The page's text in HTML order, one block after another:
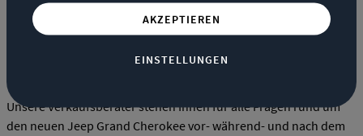
Auch unser neuer "Star" taucht in diesem Video auf, schauen Sie
genau hin! Im Anschluß gibt es dann noch etwas LIVE-Musik von
alle Fragen zum neuen Video!
Unsere Verkaufsberater stehen Ihnen für alle Fragen rund um
den neuen Jeep Grand Cherokeevor- während- und nach dem
AKZEPTIEREN
EINSTELLUNGEN